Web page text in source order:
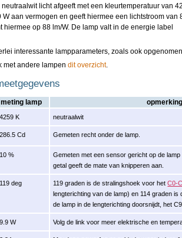
licht afgeeft met een kleurtemperatuur van
W aan vermogen en geeft hiermee een lichtstroom van
hiermee op 88 lm/W. De lamp valt in de energie label
interessante lampparameters, zoals ook
met andere lampen dit overzicht.
meting lamp opmerking
4259 K neutraalwit
286.5 Cd Gemeten recht onder de lamp.
10 %
Gemeten met een sensor gericht op de
getal geeft de mate van knipperen aan.
119 deg 119 graden is de stralingshoek voor hetC0-
lengterichting van de lamp) en 114 graden
de lamp in de lengterichting doorsnijdt, het
9.9 W Volg de link voor meer elektrische en